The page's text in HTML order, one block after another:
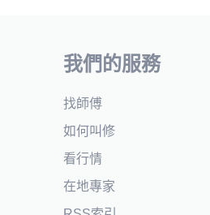
我們的服務
找師傅
如何叫修
看行情
在地專家